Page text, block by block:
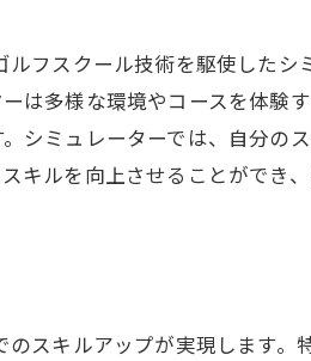
指導
ート
制を詳しく解説
ク
フスクール技術を駆使したシ
は多様な環境やコースを体験
シミュレーターでは、自分の
キルを向上させることができ
スキルアップが実現します。